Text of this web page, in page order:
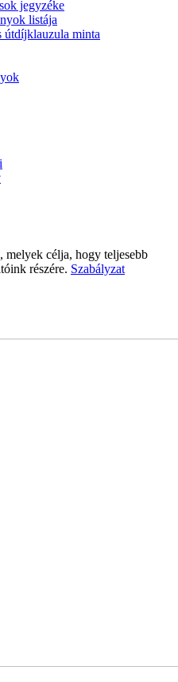
jegyzéke
listája
útdíjklauzula minta
melyek célja, hogy teljesebb
részére. Szabályzat